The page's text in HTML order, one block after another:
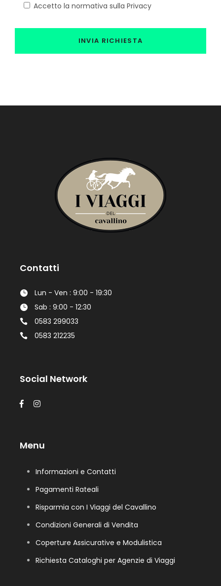
Accetto la normativa sulla Privacy
Contatti
Lun - Ven : 9:00 - 19:30
Sab : 9:00 - 12:30
0583 299033
0583 212235
Social Network
Menu
Informazioni e Contatti
Pagamenti Rateali
Risparmia con I Viaggi del Cavallino
Condizioni Generali di Vendita
Coperture Assicurative e Modulistica
Richiesta Cataloghi per Agenzie di Viaggi